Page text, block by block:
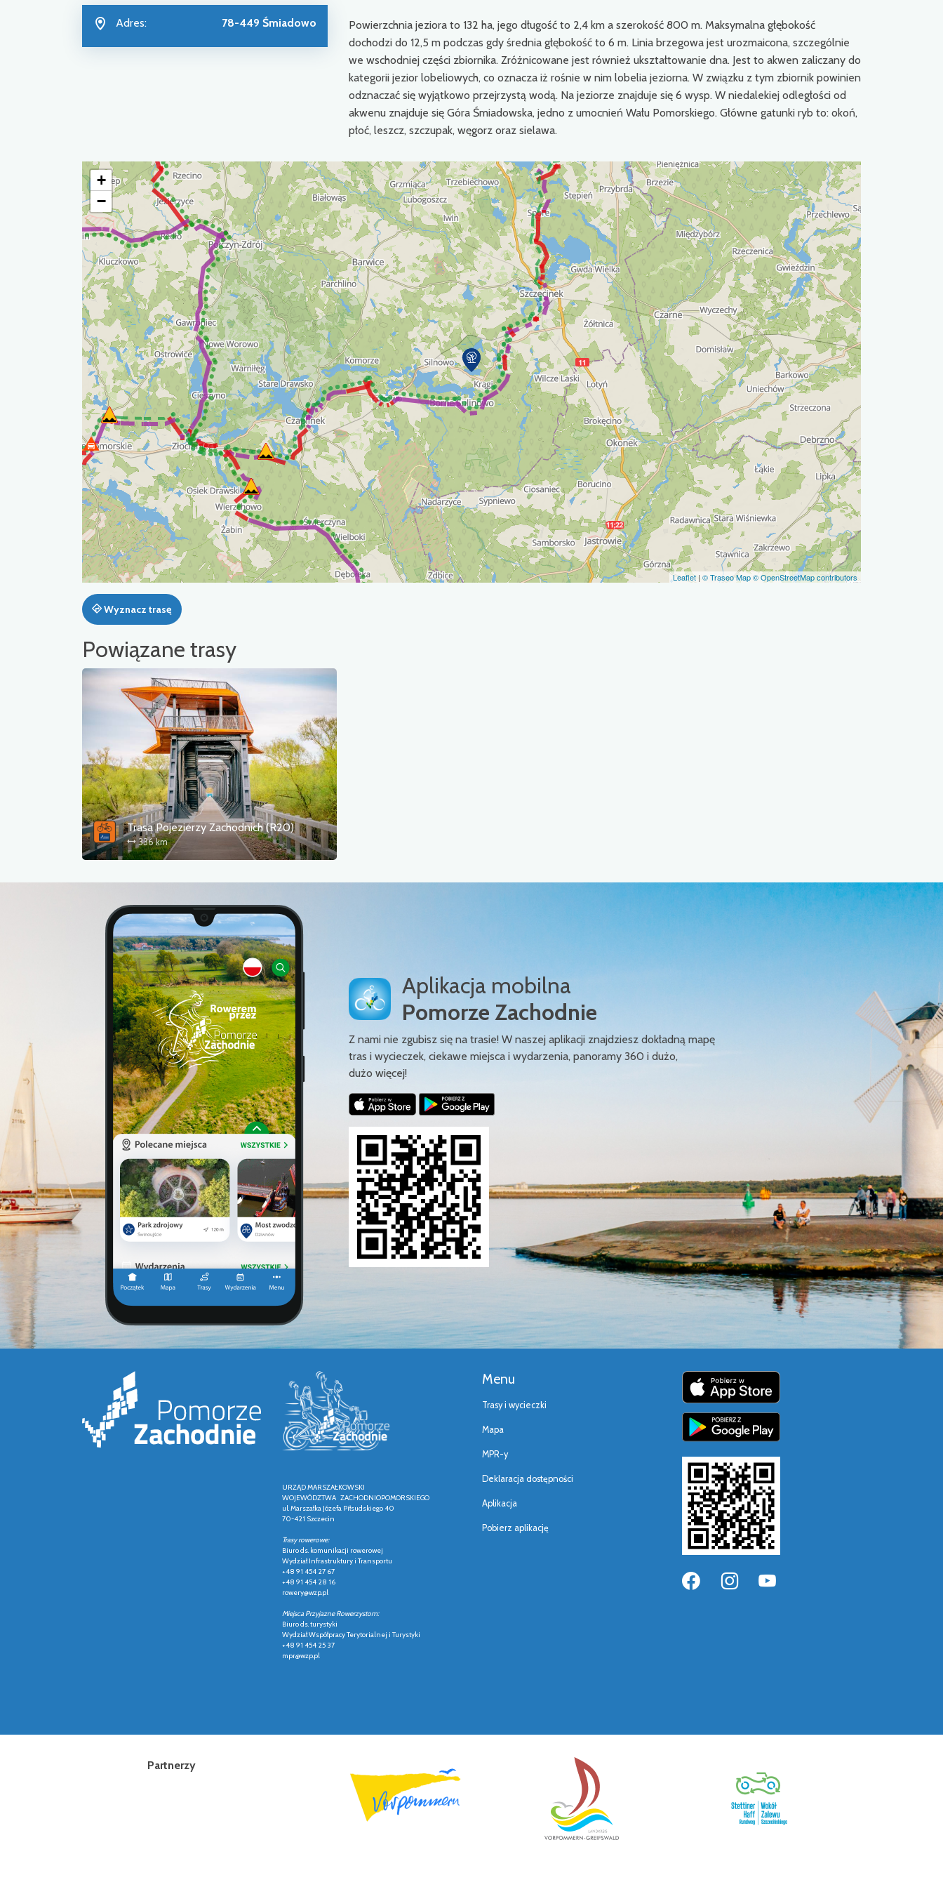
Adres: 78-449 Śmiadowo
Powierzchnia jeziora to 132 ha, jego długość to 2,4 km a szerokość 800 m. Maksymalna głębokość
dochodzi do 12,5 m podczas gdy średnia głębokość to 6 m. Linia brzegowa jest urozmaicona, szczególnie
we wschodniej części zbiornika. Zróżnicowane jest również ukształtowanie dna. Jest to akwen zaliczany do
kategorii jezior lobeliowych, co oznacza iż rośnie w nim lobelia jeziorna. W związku z tym zbiornik powinien
odznaczać się wyjątkowo przejrzystą wodą. Na jeziorze znajduje się 6 wysp. W niedalekiej odległości od
akwenu znajduje się Góra Śmiadowska, jedno z umocnień Wału Pomorskiego. Główne gatunki ryb to: okoń,
płoć, leszcz, szczupak, węgorz oraz sielawa.
+
−
Leaflet | © Traseo Map© OpenStreetMap contributors
Wyznacz trasę
Powiązane trasy
Trasa Pojezierzy Zachodnich (R20)
336 km
Aplikacja mobilna
Pomorze Zachodnie
Z nami nie zgubisz się na trasie! W naszej aplikacji znajdziesz dokładną mapę
tras i wycieczek, ciekawe miejsca i wydarzenia, panoramy 360 i dużo,
dużo więcej!
URZĄD MARSZAŁKOWSKI
WOJEWÓDZTWA ZACHODNIOPOMORSKIEGO
ul. Marszałka Józefa Piłsudskiego 40
70-421 Szczecin
Trasy rowerowe:
Biuro ds. komunikacji rowerowej
Wydział Infrastruktury i Transportu
+48 91 454 27 67
+48 91 454 28 16
rowery@wzp.pl
Miejsca Przyjazne Rowerzystom:
Biuro ds. turystyki
Wydział Współpracy Terytorialnej i Turystyki
+48 91 454 25 37
mpr@wzp.pl
Menu
Trasy i wycieczki
Mapa
MPR-y
Deklaracja dostępności
Aplikacja
Pobierz aplikację
Partnerzy